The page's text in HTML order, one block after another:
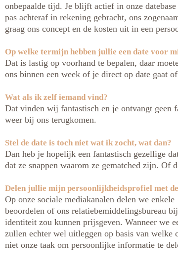
onbepaalde tijd. Je blijft actief in onze
pas achteraf in rekening gebracht, ons
graag ons concept en de kosten uit in een
Op welke termijn hebben jullie een date voor
Dat is lastig op voorhand te bepalen, daar
ons binnen een week of je direct op date gaat
Wat als ik zelf iemand vind?
Dat vinden wij fantastisch en je ontvangt geen
weer bij ons terugkomen.
Stel de date is toch niet wat ik zocht, wat dan?
Dan heb je hopelijk een fantastisch gezellige
dat ze snappen waarom ze gematched zijn.
Delen jullie mijn persoonlijkheidsprofiel met
Op onze sociale mediakanalen delen we
beoordelen of ons relatiebemiddelingsbureau
identiteit zou kunnen prijsgeven. Wanneer we
zullen echter wel uitleggen op basis van welke
niet onze taak om persoonlijke informatie te